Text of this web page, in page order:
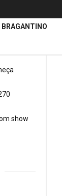
show
BRAGANTINO